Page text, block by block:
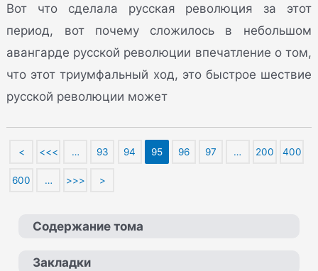
Вот что сделала русская революция за этот
период, вот почему сложилось в небольшом
авангарде русской революции впечатление о том,
что этот триумфальный ход, это быстрое шествие
русской революции может
< <<< … 93 94 95 96 97 … 200 400
600 … >>> >
Содержание тома
Закладки